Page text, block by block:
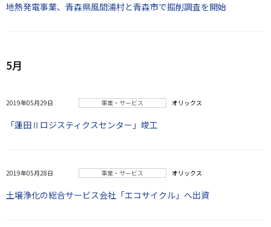
地熱発電事業、青森県風間浦村と青森市で掘削調査を開始
5月
2019年05月29日 事業・サービス オリックス
「蓮田Ⅱロジスティクスセンター」竣工
2019年05月28日 事業・サービス オリックス
土壌浄化の総合サービス会社「エコサイクル」へ出資